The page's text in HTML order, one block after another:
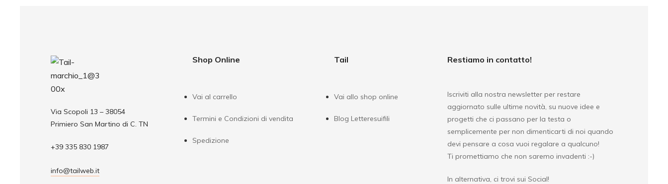
Via Scopoli 13 – 38054
Primiero San Martino di C. TN
+39 335 830 1987
info@tailweb.it
Shop Online
Vai al carrello
Termini e Condizioni di vendita
Spedizione
Tail
Vai allo shop online
Blog Letteresuifili
Restiamo in contatto!
Iscriviti alla nostra newsletter per restare
aggiornato sulle ultime novità, su nuove idee e
progetti che ci passano per la testa o
semplicemente per non dimenticarti di noi quando
devi pensare a cosa vuoi regalare a qualcuno!
Ti promettiamo che non saremo invadenti :-)
In alternativa, ci trovi sui Social!